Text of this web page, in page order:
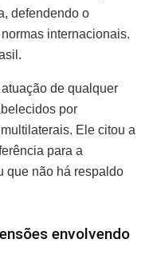
defendendo o
internacionais.
de qualquer
por
Ele citou a
para a
que não há respaldo
envolvendo